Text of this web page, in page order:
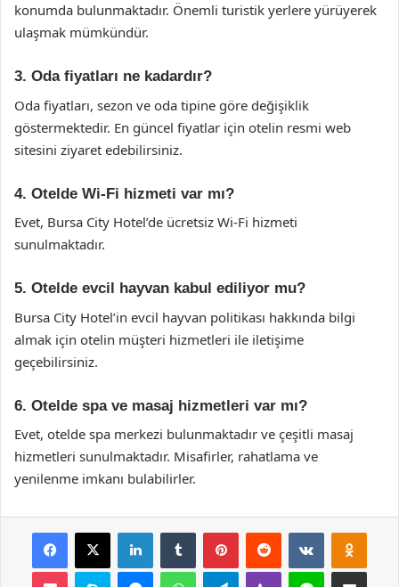
konumda bulunmaktadır. Önemli turistik yerlere yürüyerek
ulaşmak mümkündür.
3. Oda fiyatları ne kadardır?
Oda fiyatları, sezon ve oda tipine göre değişiklik
göstermektedir. En güncel fiyatlar için otelin resmi web
sitesini ziyaret edebilirsiniz.
4. Otelde Wi-Fi hizmeti var mı?
Evet, Bursa City Hotel’de ücretsiz Wi-Fi hizmeti
sunulmaktadır.
5. Otelde evcil hayvan kabul ediliyor mu?
Bursa City Hotel’in evcil hayvan politikası hakkında bilgi
almak için otelin müşteri hizmetleri ile iletişime
geçebilirsiniz.
6. Otelde spa ve masaj hizmetleri var mı?
Evet, otelde spa merkezi bulunmaktadır ve çeşitli masaj
hizmetleri sunulmaktadır. Misafirler, rahatlama ve
yenilenme imkanı bulabilirler.
Facebook
X LinkedInTumblr PinterestReddit VKontakte
Pocket Skype MessengerWhatsAppTelegramViber Line E-Posta ile